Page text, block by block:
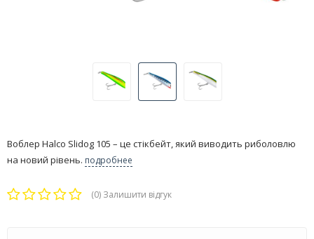
​Воблер Halco Slidog 105 – це стікбейт, який виводить риболовлю
на новий рівень. подробнее
(0) Залишити відгук